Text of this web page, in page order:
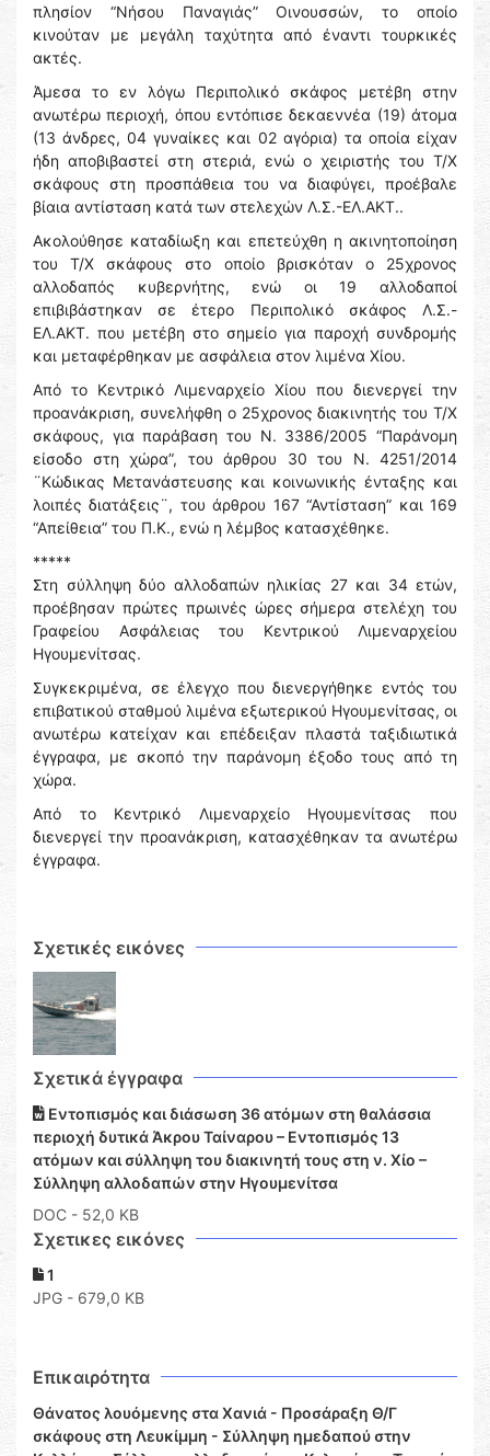
πλησίον “Νήσου Παναγιάς” Οινουσσών, το οποίο
κινούταν με μεγάλη ταχύτητα από έναντι τουρκικές
ακτές.
Άμεσα το εν λόγω Περιπολικό σκάφος μετέβη στην
ανωτέρω περιοχή, όπου εντόπισε δεκαεννέα (19) άτομα
(13 άνδρες, 04 γυναίκες και 02 αγόρια) τα οποία είχαν
ήδη αποβιβαστεί στη στεριά, ενώ ο χειριστής του Τ/Χ
σκάφους στη προσπάθεια του να διαφύγει, προέβαλε
βίαια αντίσταση κατά των στελεχών Λ.Σ.-ΕΛ.ΑΚΤ..
Ακολούθησε καταδίωξη και επετεύχθη η ακινητοποίηση
του Τ/Χ σκάφους στο οποίο βρισκόταν ο 25χρονος
αλλοδαπός κυβερνήτης, ενώ οι 19 αλλοδαποί
επιβιβάστηκαν σε έτερο Περιπολικό σκάφος Λ.Σ.-
ΕΛ.ΑΚΤ. που μετέβη στο σημείο για παροχή συνδρομής
και μεταφέρθηκαν με ασφάλεια στον λιμένα Χίου.
Από το Κεντρικό Λιμεναρχείο Χίου που διενεργεί την
προανάκριση, συνελήφθη ο 25χρονος διακινητής του Τ/Χ
σκάφους, για παράβαση του Ν. 3386/2005 “Παράνομη
είσοδο στη χώρα”, του άρθρου 30 του Ν. 4251/2014
¨Κώδικας Μετανάστευσης και κοινωνικής ένταξης και
λοιπές διατάξεις¨, του άρθρου 167 “Αντίσταση” και 169
“Απείθεια” του Π.Κ., ενώ η λέμβος κατασχέθηκε.
*****
Στη σύλληψη δύο αλλοδαπών ηλικίας 27 και 34 ετών,
προέβησαν πρώτες πρωινές ώρες σήμερα στελέχη του
Γραφείου Ασφάλειας του Κεντρικού Λιμεναρχείου
Ηγουμενίτσας.
Συγκεκριμένα, σε έλεγχο που διενεργήθηκε εντός του
επιβατικού σταθμού λιμένα εξωτερικού Ηγουμενίτσας, οι
ανωτέρω κατείχαν και επέδειξαν πλαστά ταξιδιωτικά
έγγραφα, με σκοπό την παράνομη έξοδο τους από τη
χώρα.
Από το Κεντρικό Λιμεναρχείο Ηγουμενίτσας που
διενεργεί την προανάκριση, κατασχέθηκαν τα ανωτέρω
έγγραφα.
Σχετικές εικόνες
Σχετικά έγγραφα
Εντοπισμός και διάσωση 36 ατόμων στη θαλάσσια
περιοχή δυτικά Άκρου Ταίναρου – Εντοπισμός 13
ατόμων και σύλληψη του διακινητή τους στη ν. Χίο –
Σύλληψη αλλοδαπών στην Ηγουμενίτσα
DOC - 52,0 KB
Σχετικες εικόνες
1
JPG - 679,0 KB
Επικαιρότητα
Θάνατος λουόμενης στα Χανιά - Προσάραξη Θ/Γ
σκάφους στη Λευκίμμη - Σύλληψη ημεδαπού στην